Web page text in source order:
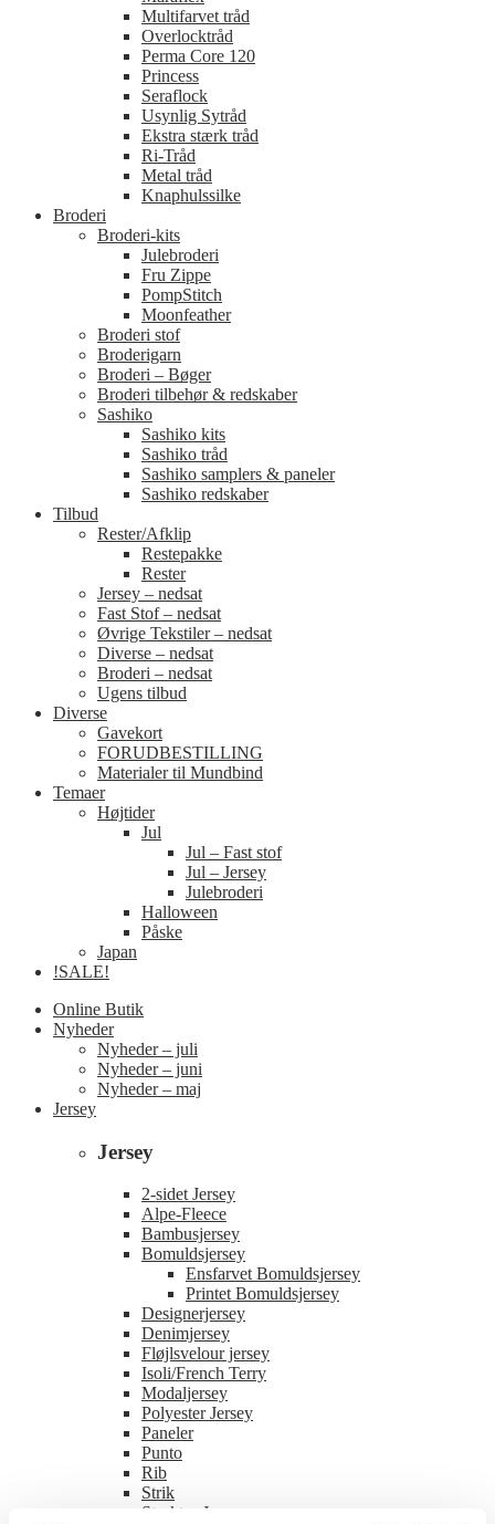
Multifarvet tråd
Overlocktråd
Perma Core 120
Princess
Seraflock
Usynlig Sytråd
Ekstra stærk tråd
Ri-Tråd
Metal tråd
Knaphulssilke
Broderi
Broderi-kits
Julebroderi
Fru Zippe
PompStitch
Moonfeather
Broderi stof
Broderigarn
Broderi – Bøger
Broderi tilbehør & redskaber
Sashiko
Sashiko kits
Sashiko tråd
Sashiko samplers & paneler
Sashiko redskaber
Tilbud
Rester/Afklip
Restepakke
Rester
Jersey – nedsat
Fast Stof – nedsat
Øvrige Tekstiler – nedsat
Diverse – nedsat
Broderi – nedsat
Ugens tilbud
Diverse
Gavekort
FORUDBESTILLING
Materialer til Mundbind
Temaer
Højtider
Jul
Jul – Fast stof
Jul – Jersey
Julebroderi
Halloween
Påske
Japan
!SALE!
Online Butik
Nyheder
Nyheder – juli
Nyheder – juni
Nyheder – maj
Jersey
Jersey
2-sidet Jersey
Alpe-Fleece
Bambusjersey
Bomuldsjersey
Ensfarvet Bomuldsjersey
Printet Bomuldsjersey
Designerjersey
Denimjersey
Fløjlsvelour jersey
Isoli/French Terry
Modaljersey
Polyester Jersey
Paneler
Punto
Rib
Strik
Struktur Jersey